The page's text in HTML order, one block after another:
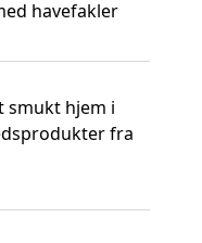
havefakler
smukt hjem i
fra